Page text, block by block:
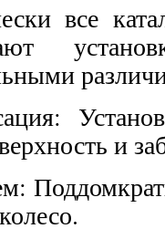
все
и